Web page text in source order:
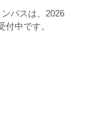
パスは、2026
中です。